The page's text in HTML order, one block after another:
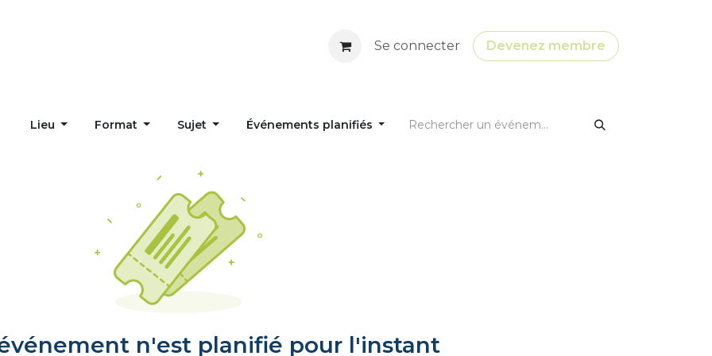
Se connecter Devenez membre
Lieu Format Sujet Événements planifiés
n'est planifié pour l'instant